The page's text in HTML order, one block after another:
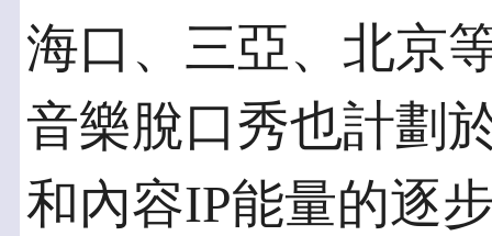
海口、三亞、北京
音樂脫口秀也計劃
和內容IP能量的逐